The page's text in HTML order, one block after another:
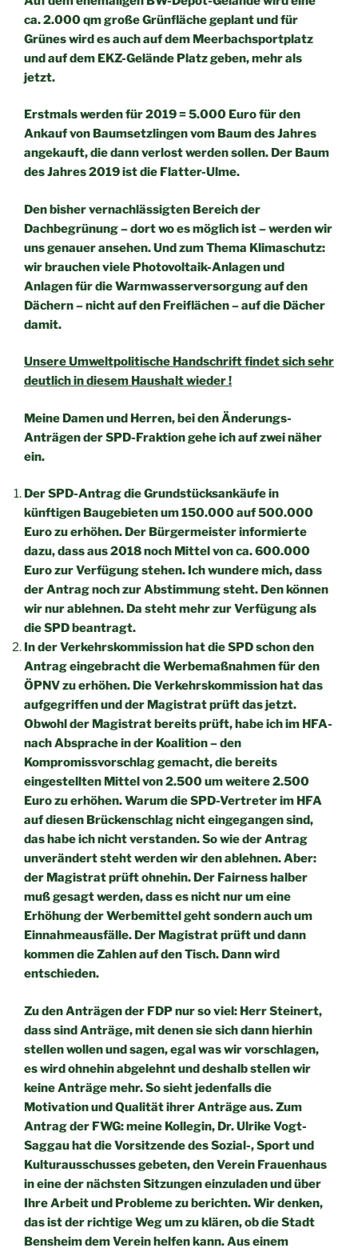
ca. 2.000 qmgroße Grünfläche geplant und für
Grünes wird es auch auf dem Meerbachsportplatz
und auf dem EKZ-Gelände Platz geben, mehrals
jetzt.
Erstmals werden für 2019 = 5.000 Euro für den
Ankauf von Baumsetzlingen vom Baum des Jahres
angekauft, die dann verlostwerden sollen. Der Baum
des Jahres 2019 ist die Flatter-Ulme.
Den bisher vernachlässigten Bereich der
Dachbegrünung – dort woes möglich ist – werden wir
uns genauer ansehen.Und zum Thema Klimaschutz:
wir brauchen viele Photovoltaik-Anlagen und
Anlagen für die Warmwasserversorgung auf den
Dächern – nicht auf den Freiflächen – auf die Dächer
damit.
Unsere Umweltpolitische Handschrift findet sich sehr
deutlich indiesem Haushalt wieder !
Meine Damen und Herren,bei den Änderungs-
Anträgen der SPD-Fraktion gehe ich auf zwei näher
ein.
Der SPD-Antrag die Grundstücksankäufe in
künftigen Baugebieten um 150.000 auf 500.000
Euro zu erhöhen. Der Bürgermeister informierte
dazu, dass aus 2018 noch Mittel von ca. 600.000
Euro zur Verfügung stehen. Ich wundere mich, dass
der Antrag noch zur Abstimmung steht. Den können
wir nur ablehnen. Da steht mehr zur Verfügung als
die SPD beantragt.
In der Verkehrskommission hat die SPD schon den
Antrag eingebracht die Werbemaßnahmen für den
ÖPNV zu erhöhen. Die Verkehrskommission hat das
aufgegriffen und der Magistrat prüft das jetzt.
Obwohl der Magistrat bereits prüft, habe ich im HFA-
nach Absprache in der Koalition – den
Kompromissvorschlag gemacht, die bereits
eingestellten Mittel von 2.500 um weitere 2.500
Euro zu erhöhen. Warum die SPD-Vertreter im HFA
auf diesen Brückenschlag nicht eingegangen sind,
das habe ich nicht verstanden. So wie der Antrag
unverändert steht werden wir den ablehnen. Aber:
der Magistrat prüft ohnehin. Der Fairness halber
muß gesagt werden, dass es nicht nur um eine
Erhöhung der Werbemittel geht sondern auch um
Einnahmeausfälle. Der Magistrat prüft und dann
kommen die Zahlen auf den Tisch. Dann wird
entschieden.
Zu den Anträgen der FDP nur so viel: Herr Steinert,
dass sindAnträge, mit denen sie sich dann hierhin
stellen wollen und sagen,egal was wir vorschlagen,
es wird ohnehin abgelehnt und deshalbstellen wir
keine Anträge mehr. So sieht jedenfalls die
Motivationund Qualität ihrer Anträge aus.Zum
Antrag der FWG: meine Kollegin, Dr. Ulrike Vogt-
Saggau hatdie Vorsitzende des Sozial-, Sport und
Kulturausschusses gebeten,den Verein Frauenhaus
in eine der nächsten Sitzungen einzuladenund über
Ihre Arbeit und Probleme zu berichten. Wir denken,
dasist der richtige Weg um zu klären, ob die Stadt
Bensheim demVerein helfen kann. Aus einem